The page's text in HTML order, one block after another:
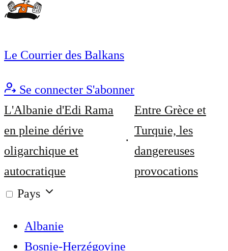
Le Courrier des Balkans
Se connecter S'abonner
L'Albanie d'Edi Rama
en pleine dérive
oligarchique et
autocratique
Entre Grèce et
Turquie, les
dangereuses
provocations
Pays
Albanie
Bosnie-Herzégovine